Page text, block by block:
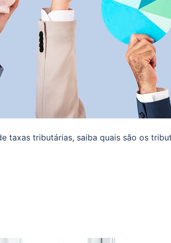
taxas tributárias, saiba quais são os